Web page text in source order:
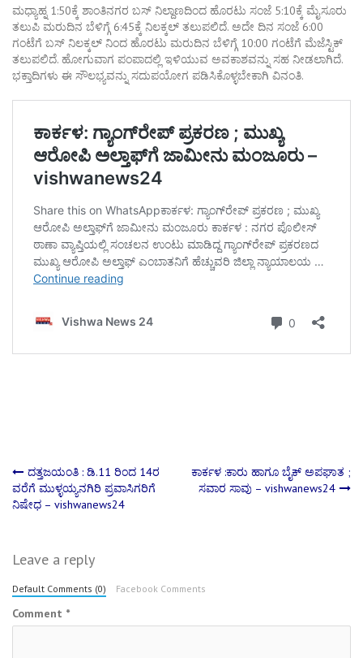
ಮಧ್ಯಾಹ್ನ 1:50ಕ್ಕೆ ಶಾಂತಿನಗರ ಬಸ್ ನಿಲ್ದಾಣದಿಂದ ಹೊರಟು ಸಂಜೆ 5:10ಕ್ಕೆ ಮೈಸೂರು
ತಲುಪಿ ಮರುದಿನ ಬೆಳಿಗ್ಗೆ 6:45ಕ್ಕೆ ನಿಲಕ್ಕಲ್ ತಲುಪಲಿದೆ. ಅದೇ ದಿನ ಸಂಜೆ 6:00
ಗಂಟೆಗೆ ಬಸ್ ನಿಲಕ್ಕಲ್ ನಿಂದ ಹೊರಟು ಮರುದಿನ ಬೆಳಿಗ್ಗೆ 10:00 ಗಂಟೆಗೆ ಮೆಜೆಸ್ಟಿಕ್
ತಲುಪಲಿದೆ. ಹೋಗುವಾಗ ಪಂಪಾದಲ್ಲಿ ಇಳಿಯುವ ಅವಕಾಶವನ್ನು ಸಹ ನೀಡಲಾಗಿದೆ.
ಭಕ್ತಾದಿಗಳು ಈ ಸೌಲಭ್ಯವನ್ನು ಸದುಪಯೋಗ ಪಡಿಸಿಕೊಳ್ಳಬೇಕಾಗಿ ವಿನಂತಿ.
Post
navigation
ದತ್ತಜಯಂತಿ : ಡಿ.11 ರಿಂದ 14ರ
ವರೆಗೆ ಮುಳ್ಳಯ್ಯನಗಿರಿ ಪ್ರವಾಸಿಗರಿಗೆ
ನಿಷೇಧ – vishwanews24
ಕಾರ್ಕಳ :ಕಾರು ಹಾಗೂ ಬೈಕ್ ಅಪಘಾತ ;
ಸವಾರ ಸಾವು – vishwanews24
Leave a reply
Default Comments (0) Facebook Comments
Comment *